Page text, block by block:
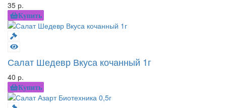
35 р.
Купить
Салат Шедевр Вкуса кочанный 1г
40 р.
Купить